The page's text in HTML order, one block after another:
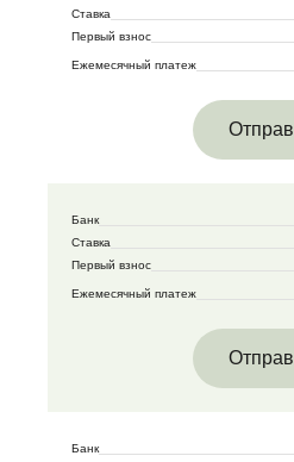
Ставка
Первый взнос
Ежемесячный платеж
Банк
Ставка
Первый взнос
Ежемесячный платеж
Банк